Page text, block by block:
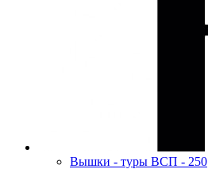
Вышки - туры ВСП - 250